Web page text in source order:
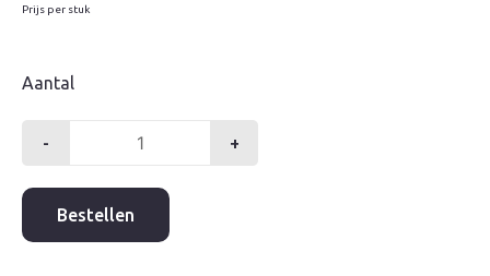
Prijs per stuk
Aantal
-
straatkop
kolk
+
Bestellen